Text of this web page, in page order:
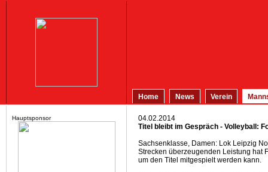
Home News Verein
Hauptsponsor
04.02.2014
Titel bleibt im Gespräch - Volleyball:
Sachsenklasse, Damen: Lok Leipzig
Strecken überzeugenden Leistung hat
um den Titel mitgespielt werden kann.